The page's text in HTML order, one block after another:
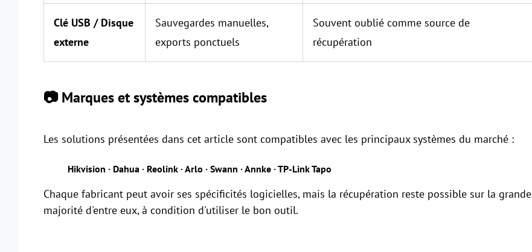
Clé USB / Disque
externe
Sauvegardes manuelles,
exports ponctuels
Souvent oublié comme source de
récupération
📷 Marques et systèmes compatibles
Les solutions présentées dans cet article sont compatibles avec les principaux systèmes du marché :
Hikvision · Dahua · Reolink · Arlo · Swann · Annke · TP-Link Tapo
Chaque fabricant peut avoir ses spécificités logicielles, mais la récupération reste possible sur la grande
majorité d'entre eux, à condition d'utiliser le bon outil.